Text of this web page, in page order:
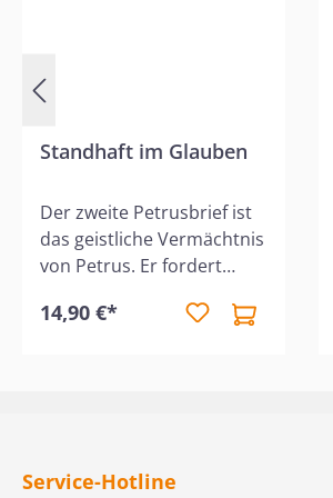
Standhaft im Glauben
Der zweite Petrusbrief ist
das geistliche Vermächtnis
von Petrus. Er fordert
Glauben zu bleiben, in der
erklärt den Bibeltext
14,90 €*
Service-Hotline